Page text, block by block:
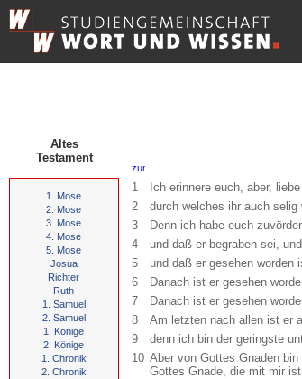
Altes
Testament
1. Mose
2. Mose
3. Mose
4. Mose
5. Mose
Josua
Richter
Ruth
1. Samuel
2. Samuel
1. Könige
2. Könige
1. Chronik
2. Chronik
1
Ich erinnere euch, aber,
2
durch welches ihr auch
3
Denn ich habe euch
4
und daß er begraben sei,
5
und daß er gesehen worden
6
Danach ist er gesehen
7
Danach ist er gesehen
8
Am letzten nach allen ist er
9
denn ich bin der geringste
10 Aber von Gottes Gnaden
Gottes Gnade, die mit mir